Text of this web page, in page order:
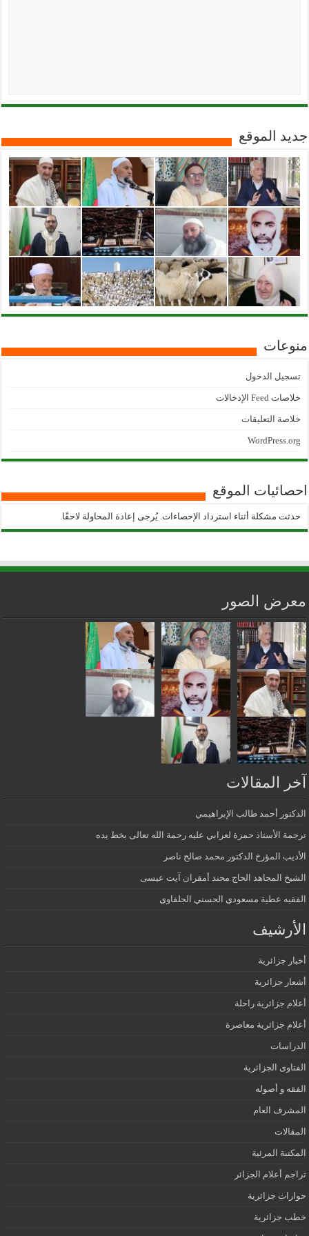
جديد الموقع
منوعات
تسجيل الدخول
خلاصات Feed الإدخالات
خلاصة التعليقات
WordPress.org
احصائيات الموقع
حدثت مشكلة أثناء استرداد الإحصاءات. يُرجى إعادة المحاولة لاحقًا.
معرض الصور
آخر المقالات
الدكتور أحمد طالب الإبراهيمي
ترجمة الأستاذ حمزة لعرابي عليه رحمة الله تعالى بخط يده
الأديب المؤرخ الدكتور محمد صالح ناصر
الشيخ المجاهد الحاج محند أمقران آيت عيسى
الفقيه عطية مسعودي الحسني الجلفاوي
الأرشيف
أخبار جزائرية
أشعار جزائرية
أعلام جزائرية راحلة
أعلام جزائرية معاصرة
الدراسات
الفتاوى الجزائرية
الفقه و أصوله
المشرف العام
المقالات
المكتبة المرئية
تراجم أعلام الجزائر
حوارات جزائرية
خطب جزائرية